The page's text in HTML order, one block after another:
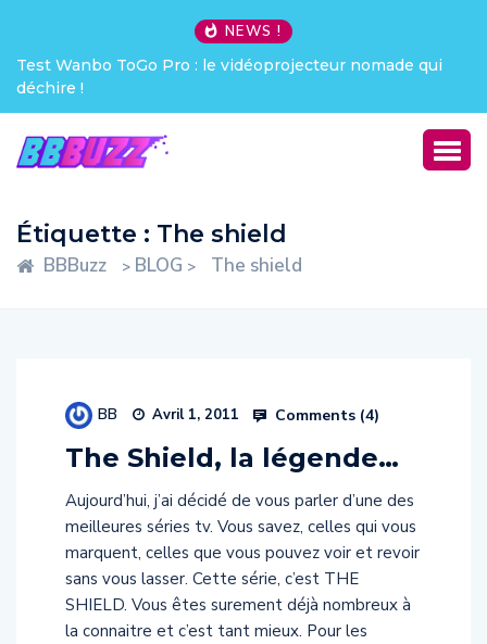
NEWS !
Test Wanbo ToGo Pro : le vidéoprojecteur nomade qui
déchire !
Étiquette : The shield
BBBuzz > BLOG > The shield
BB Avril 1, 2011 Comments (4)
The Shield, la légende…
Aujourd’hui, j’ai décidé de vous parler d’une des
meilleures séries tv. Vous savez, celles qui vous
marquent, celles que vous pouvez voir et revoir
sans vous lasser. Cette série, c’est THE
SHIELD. Vous êtes surement déjà nombreux à
la connaitre et c’est tant mieux. Pour les